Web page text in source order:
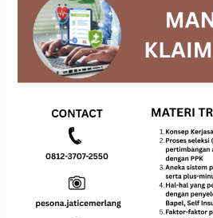
KLAIM
ASURANSI